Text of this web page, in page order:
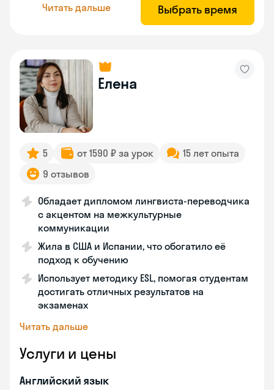
Читать дальше Выбрать время
Елена
5 от 1590 ₽ за урок
15 лет опыта
9 отзывов
Обладает дипломом лингвиста-переводчика
с акцентом на межкультурные
коммуникации
Жила в США и Испании, что обогатило её
подход к обучению
Использует методику ESL, помогая студентам
достигать отличных результатов на
экзаменах
Читать дальше
Услуги и цены
Английский язык